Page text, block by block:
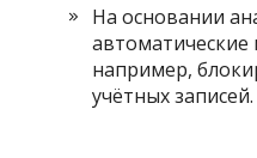
На основании
например,
учётных записей.